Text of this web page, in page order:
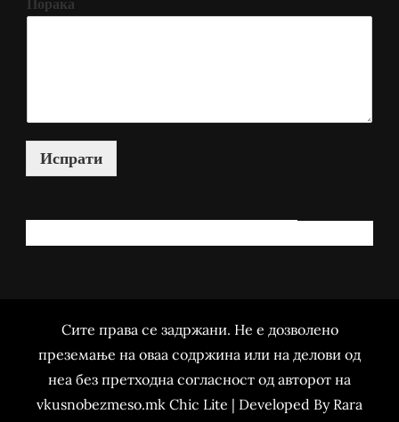
Порака
Испрати
Сите права се задржани. Не е дозволено
преземање на оваа содржина или на делови од
неа без претходна согласност од авторот на
vkusnobezmeso.mk Chic Lite | Developed By Rara